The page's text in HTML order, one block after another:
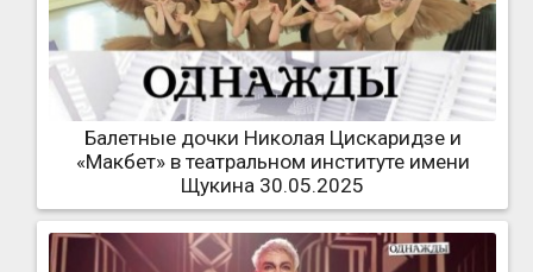
Балетные дочки Николая Цискаридзе и
«Макбет» в театральном институте имени
Щукина 30.05.2025